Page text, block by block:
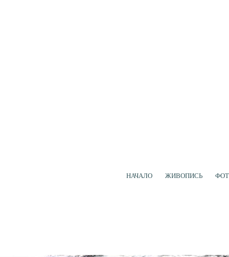
НАЧАЛО ЖИВОПИСЬ